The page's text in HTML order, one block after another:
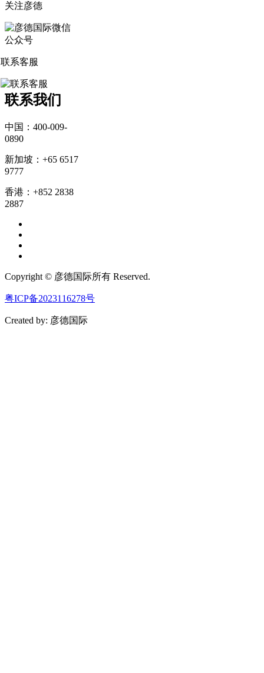
关注彦德
联系客服
联系我们
中国：400-009-
0890
新加坡：+65 6517
9777
香港：+852 2838
2887
Copyright © 彦德国际所有 Reserved.
粤ICP备2023116278号
Created by: 彦德国际